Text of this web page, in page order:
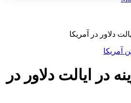
آمریکا
در ایالت دلاور در